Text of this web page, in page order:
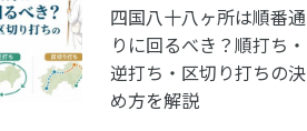
四国八十八ヶ所は順番通
りに回るべき？順打ち・
逆打ち・区切り打ちの決
め方を解説